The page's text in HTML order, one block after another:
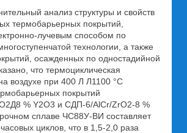
анализ структуры и свойств
термобарьерных покрытий,
лучевым способом по
технологии, а также
осажденных по одностадийной
что термоциклическая
воздухе при 400 Л Л1100 °С
покрытий
% Y2O3 и СДП-6/AlCr/ZrO2-8 %
сплаве ЧС88У-ВИ составляет
циклов, что в 1,5-2,0 раза